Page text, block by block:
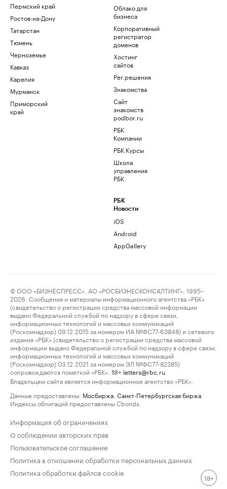
Пермский край
Ростов-на-Дону
Татарстан
Тюмень
Черноземье
Кавказ
Карелия
Мурманск
Приморский
край
Облако для
бизнеса
Корпоративный
регистратор
доменов
Хостинг
сайтов
Рег.решения
Знакомства
Сайт
знакомств
podbor.ru
РБК
Компании
РБК Курсы
Школа
управления
РБК
РБК
Новости
iOS
Android
AppGallery
© ООО «БИЗНЕСПРЕСС», АО «РОСБИЗНЕСКОНСАЛТИНГ», 1995–
2026. Сообщения и материалы информационного агентства «РБК»
(свидетельство о регистрации средства массовой информации
выдано Федеральной службой по надзору в сфере связи,
информационных технологий и массовых коммуникаций
(Роскомнадзор) 09.12.2015 за номером ИА №ФС77-63848) и сетевого
издания «РБК» (свидетельство о регистрации средства массовой
информации выдано Федеральной службой по надзору в сфере связи,
информационных технологий и массовых коммуникаций
(Роскомнадзор) 03.12.2021 за номером ЭЛ №ФС77-82385)
сопровождаются пометкой «РБК».
18+ letters@rbc.ru
Владельцем сайта является информационное агентство «РБК».
Данные предоставлены: Мосбиржа Санкт-Петербургская биржа
Индексы облигаций предоставлены Cbonds.
Информация об ограничениях
О соблюдении авторских прав
Пользовательское соглашение
Политика в отношении обработки персональных данных
Политика обработки файлов cookie
18+